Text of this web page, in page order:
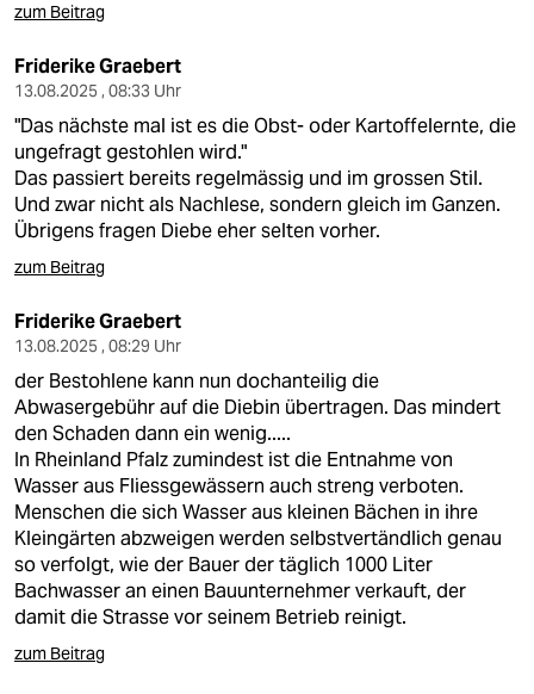
zum Beitrag
Friderike Graebert
13.08.2025 , 08:33 Uhr
"Das nächste mal ist es die Obst- oder Kartoffelernte, die
ungefragt gestohlen wird."
Das passiert bereits regelmässig und im grossen Stil.
Und zwar nicht als Nachlese, sondern gleich im Ganzen.
Übrigens fragen Diebe eher selten vorher.
zum Beitrag
Friderike Graebert
13.08.2025 , 08:29 Uhr
der Bestohlene kann nun dochanteilig die
Abwasergebühr auf die Diebin übertragen. Das mindert
den Schaden dann ein wenig.....
In Rheinland Pfalz zumindest ist die Entnahme von
Wasser aus Fliessgewässern auch streng verboten.
Menschen die sich Wasser aus kleinen Bächen in ihre
Kleingärten abzweigen werden selbstvertändlich genau
so verfolgt, wie der Bauer der täglich 1000 Liter
Bachwasser an einen Bauunternehmer verkauft, der
damit die Strasse vor seinem Betrieb reinigt.
zum Beitrag